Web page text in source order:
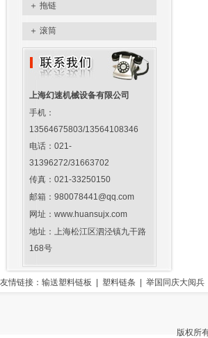
＋ 拖链
＋ 滚筒
上海幻速机械设备有限公司
手机：
13564675803/13564108346
电话：021-
31396272/31663702
传真：021-33250150
邮箱：980078441@qq.com
网址：www.huansujx.com
地址：上海松江区泗泾镇九干路
168号
友情链接： 输送塑料链板 塑料链条 举国同庆大阅兵
版权所